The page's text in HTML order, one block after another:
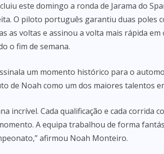
este domingo a ronda de Jarama do
O piloto português garantiu duas poles
as voltas e assinou a volta mais rápida
o fim de semana.
um momento histórico para o
de Noah como um dos maiores talentos
incrível. Cada qualificação e cada corrida
A equipa trabalhou de forma
afirmou Noah Monteiro.